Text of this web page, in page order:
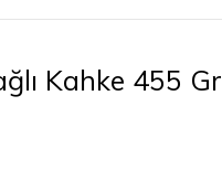
Kahke 455 Gr